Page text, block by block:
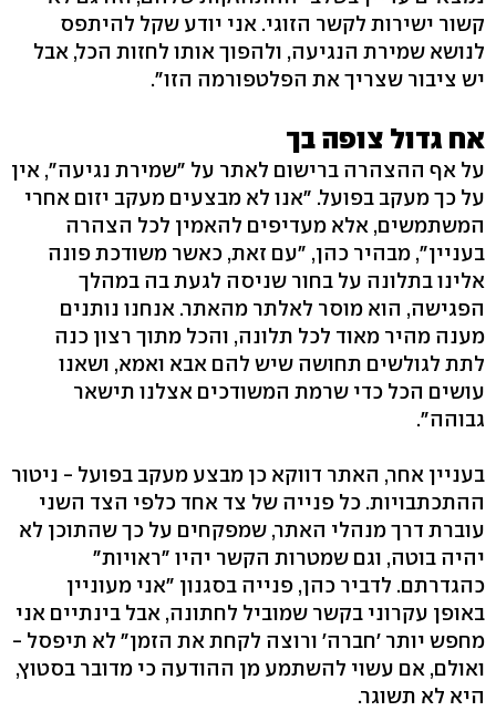
קשור ישירות לקשר הזוגי. אני יודע שקל להיתפס
לנושא שמירת הנגיעה, ולהפוך אותו לחזות הכל, אבל
יש ציבור שצריך את הפלטפורמה הזו".
אח גדול צופה בך
על אף ההצהרה ברישום לאתר על "שמירת נגיעה", אין
על כך מעקב בפועל. "אנו לא מבצעים מעקב יזום אחרי
המשתמשים, אלא מעדיפים להאמין לכל הצהרה
בעניין", מבהיר כהן, "עם זאת, כאשר משודכת פונה
אלינו בתלונה על בחור שניסה לגעת בה במהלך
הפגישה, הוא מוסר לאלתר מהאתר. אנחנו נותנים
מענה מהיר מאוד לכל תלונה, והכל מתוך רצון כנה
לתת לגולשים תחושה שיש להם אבא ואמא, ושאנו
עושים הכל כדי שרמת המשודכים אצלנו תישאר
גבוהה".
בעניין אחר, האתר דווקא כן מבצע מעקב בפועל - ניטור
ההתכתבויות. כל פנייה של צד אחד כלפי הצד השני
עוברת דרך מנהלי האתר, שמפקחים על כך שהתוכן לא
יהיה בוטה, וגם שמטרות הקשר יהיו "ראויות"
כהגדרתם. לדביר כהן, פנייה בסגנון "אני מעוניין
באופן עקרוני בקשר שמוביל לחתונה, אבל בינתיים אני
מחפש יותר 'חברה' ורוצה לקחת את הזמן" לא תיפסל -
ואולם, אם עשוי להשתמע מן ההודעה כי מדובר בסטוץ,
היא לא תשוגר.